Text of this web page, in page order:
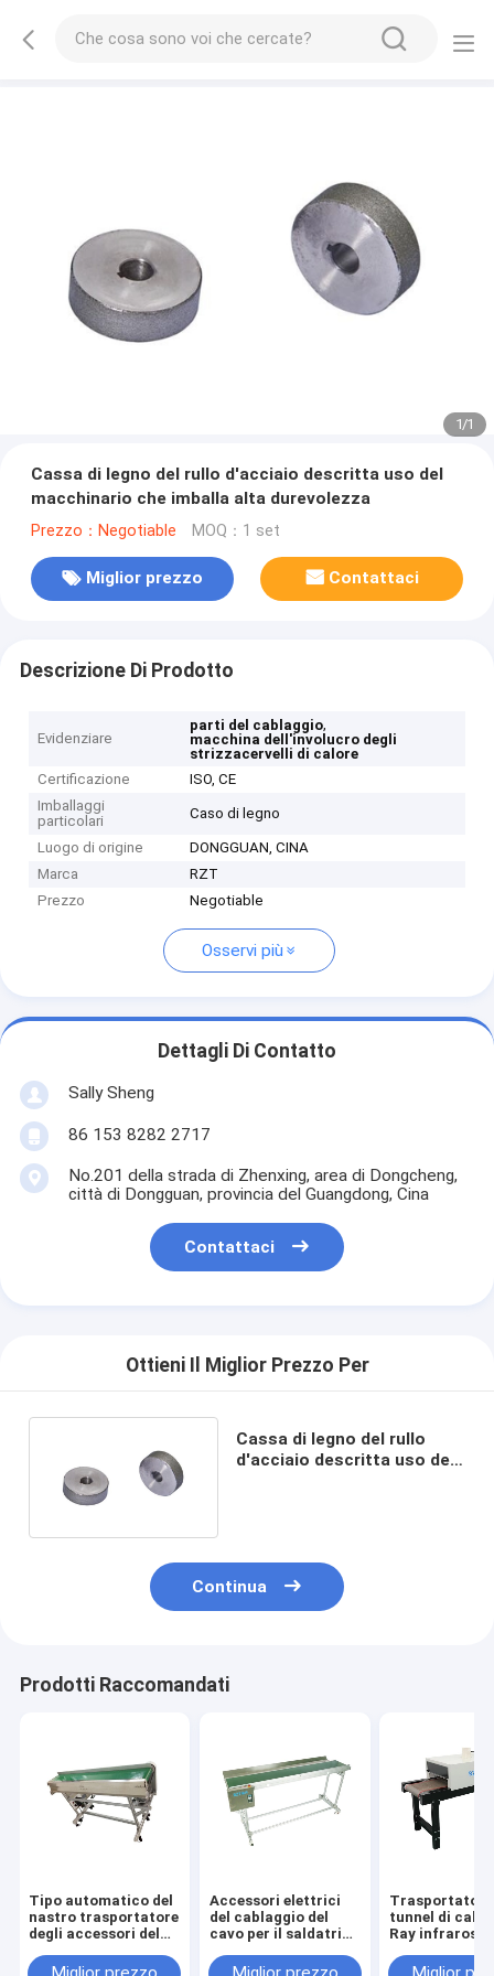
1/1
Cassa di legno del rullo d'acciaio descritta uso del
macchinario che imballa alta durevolezza
Prezzo：Negotiable MOQ：1 set
Miglior prezzo Contattaci
Descrizione Di Prodotto
Evidenziare
parti del cablaggio,
macchina dell'involucro degli
strizzacervelli di calore
Certificazione
ISO, CE
Imballaggi
particolari
Caso di legno
Luogo di origine
DONGGUAN, CINA
Marca
RZT
Prezzo
Negotiable
Osservi più
Dettagli Di Contatto
Sally Sheng
86 153 8282 2717
No.201 della strada di Zhenxing, area di Dongcheng,
città di Dongguan, provincia del Guangdong, Cina
Contattaci
Ottieni Il Miglior Prezzo Per
Cassa di legno del rullo
d'acciaio descritta uso del
Continua
Prodotti Raccomandati
Tipo automatico del
nastro trasportatore
degli accessori del
2/2. 5/3M
Accessori elettrici
del cablaggio del
cavo per il saldatrice
Trasportatore
tunnel di
Ray
del tunnel